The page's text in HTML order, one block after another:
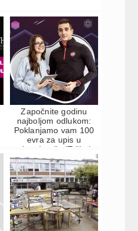
Započnite godinu
najboljom odlukom:
Poklanjamo vam 100
evra za upis u
najmodernije IT škole